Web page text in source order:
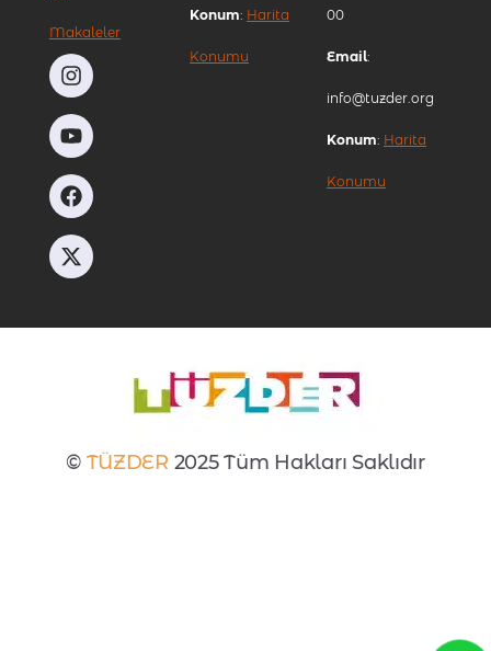
Makaleler
Konum: Harita
Konumu
00
Email:
info@tuzder.org
Konum: Harita
Konumu
© TÜZDER 2025 Tüm Hakları Saklıdır